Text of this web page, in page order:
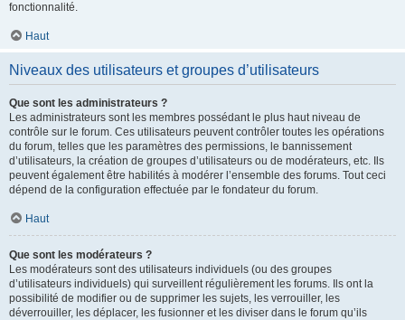
fonctionnalité.
Haut
Niveaux des utilisateurs et groupes d’utilisateurs
Que sont les administrateurs ?
Les administrateurs sont les membres possédant le plus haut niveau de
contrôle sur le forum. Ces utilisateurs peuvent contrôler toutes les opérations
du forum, telles que les paramètres des permissions, le bannissement
d’utilisateurs, la création de groupes d’utilisateurs ou de modérateurs, etc. Ils
peuvent également être habilités à modérer l’ensemble des forums. Tout ceci
dépend de la configuration effectuée par le fondateur du forum.
Haut
Que sont les modérateurs ?
Les modérateurs sont des utilisateurs individuels (ou des groupes
d’utilisateurs individuels) qui surveillent régulièrement les forums. Ils ont la
possibilité de modifier ou de supprimer les sujets, les verrouiller, les
déverrouiller, les déplacer, les fusionner et les diviser dans le forum qu’ils